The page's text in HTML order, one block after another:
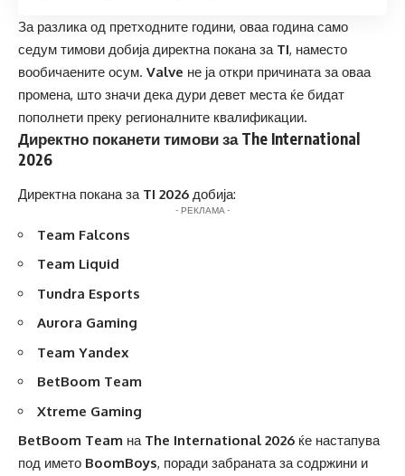
За разлика од претходните години, оваа година само
седум тимови добија директна покана за TI, наместо
вообичаените осум. Valve не ја откри причината за оваа
промена, што значи дека дури девет места ќе бидат
пополнети преку регионалните квалификации.
Директно поканети тимови за The International
2026
Директна покана за TI 2026 добија:
- РЕКЛАМА -
Team Falcons
Team Liquid
Tundra Esports
Aurora Gaming
Team Yandex
BetBoom Team
Xtreme Gaming
BetBoom Team на The International 2026 ќе настапува
под името BoomBoys, поради забраната за содржини и